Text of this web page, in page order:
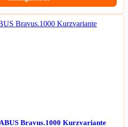
Bravus.1000 Kurzvariante